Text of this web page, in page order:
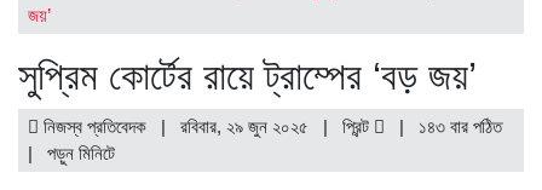
বহিষ্কৃত ২ ছাত্রদল নেতা ও নিষিদ্ধ সংগঠন ছাত্রলীগ কর্মীর
জয়’
সুপ্রিম কোর্টের রায়ে ট্রাম্পের ‘বড় জয়’
নিজস্ব প্রতিবেদক | রবিবার, ২৯ জুন ২০২৫ | প্রিন্ট | ১৪৩ বার পঠিত
| পড়ুন মিনিটে